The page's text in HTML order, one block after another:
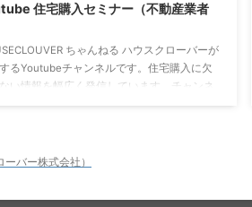
住宅購入セミナー（不動産業者
ちゃんねる ハウスクローバーが
るYoutubeチャンネルです。住宅購入に欠
い情報を幅広く発信しています。チャンネ
弊害を解説しました。
バー株式会社）